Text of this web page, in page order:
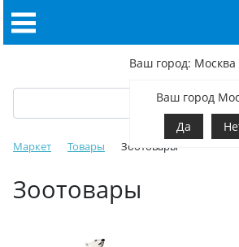
Ваш город: Москва
Ваш город
Да
Маркет Товары Зоотовары
Зоотовары